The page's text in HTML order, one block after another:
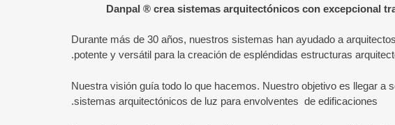
Danpal ® crea sistemas arquitectónicos con excepcional
Durante más de 30 años, nuestros sistemas han ayudado a
potente y versátil para la creación de espléndidas estructuras
Nuestra visión guía todo lo que hacemos. Nuestro objetivo es llegar
sistemas arquitectónicos de luz para envolventes de edificaciones.